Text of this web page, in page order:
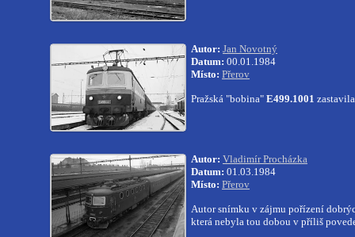
Autor: Jan Novotný
Datum: 00.01.1984
Místo: Přerov
Pražská "bobina" E499.1001
Autor: Vladimír Procházka
Datum: 01.03.1984
Místo: Přerov
Autor snímku v zájmu pořízení
která nebyla tou dobou v příliš